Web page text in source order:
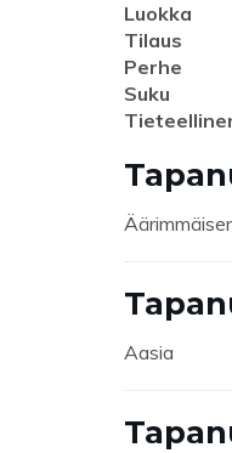
Luokka
Tilaus
Perhe
Suku
Aasia